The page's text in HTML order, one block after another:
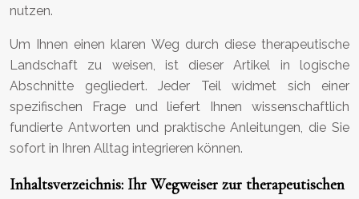
nutzen.
Um Ihnen einen klaren Weg durch diese therapeutische
Landschaft zu weisen, ist dieser Artikel in logische
Abschnitte gegliedert. Jeder Teil widmet sich einer
spezifischen Frage und liefert Ihnen wissenschaftlich
fundierte Antworten und praktische Anleitungen, die Sie
sofort in Ihren Alltag integrieren können.
Inhaltsverzeichnis: Ihr Wegweiser zur therapeutischen